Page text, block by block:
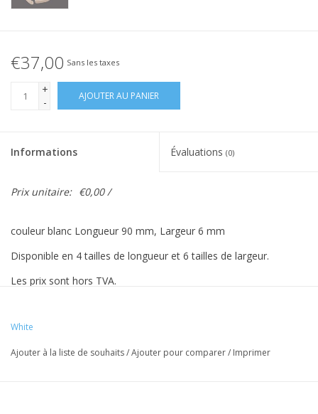
€37,00 Sans les taxes
+
-
AJOUTER AU PANIER
Informations Évaluations (0)
Prix unitaire: €0,00 /
couleur blanc Longueur 90 mm, Largeur 6 mm
Disponible en 4 tailles de longueur et 6 tailles de largeur.
Les prix sont hors TVA.
White
Ajouter à la liste de souhaits/Ajouter pour comparer/ Imprimer